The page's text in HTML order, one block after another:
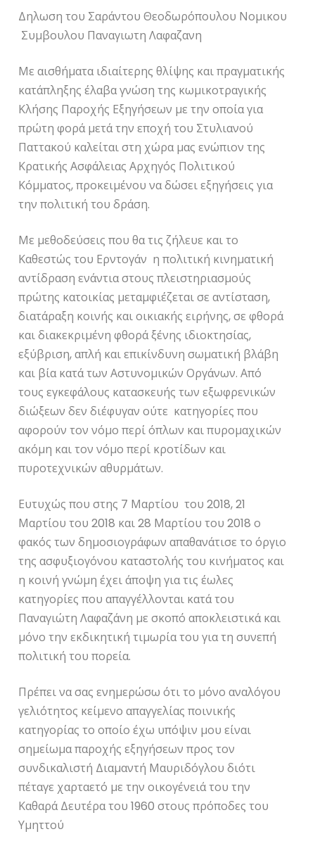
Δηλωση του Σαράντου Θεοδωρόπουλου Νομικου
Συμβουλου Παναγιωτη Λαφαζανη
Με αισθήματα ιδιαίτερης θλίψης και πραγματικής
κατάπληξης έλαβα γνώση της κωμικοτραγικής
Κλήσης Παροχής Εξηγήσεων με την οποία για
πρώτη φορά μετά την εποχή του Στυλιανού
Παττακού καλείται στη χώρα μας ενώπιον της
Κρατικής Ασφάλειας Αρχηγός Πολιτικού
Κόμματος, προκειμένου να δώσει εξηγήσεις για
την πολιτική του δράση.
Με μεθοδεύσεις που θα τις ζήλευε και το
Καθεστώς του Ερντογάν η πολιτική κινηματική
αντίδραση ενάντια στους πλειστηριασμούς
πρώτης κατοικίας μεταμφιέζεται σε αντίσταση,
διατάραξη κοινής και οικιακής ειρήνης, σε φθορά
και διακεκριμένη φθορά ξένης ιδιοκτησίας,
εξύβριση, απλή και επικίνδυνη σωματική βλάβη
και βία κατά των Αστυνομικών Οργάνων. Από
τους εγκεφάλους κατασκευής των εξωφρενικών
διώξεων δεν διέφυγαν ούτε κατηγορίες που
αφορούν τον νόμο περί όπλων και πυρομαχικών
ακόμη και τον νόμο περί κροτίδων και
πυροτεχνικών αθυρμάτων.
Ευτυχώς που στης 7 Μαρτίου του 2018, 21
Μαρτίου του 2018 και 28 Μαρτίου του 2018 ο
φακός των δημοσιογράφων απαθανάτισε το όργιο
της ασφυξιογόνου καταστολής του κινήματος και
η κοινή γνώμη έχει άποψη για τις έωλες
κατηγορίες που απαγγέλλονται κατά του
Παναγιώτη Λαφαζάνη με σκοπό αποκλειστικά και
μόνο την εκδικητική τιμωρία του για τη συνεπή
πολιτική του πορεία.
Πρέπει να σας ενημερώσω ότι το μόνο αναλόγου
γελιότητος κείμενο απαγγελίας ποινικής
κατηγορίας το οποίο έχω υπόψιν μου είναι
σημείωμα παροχής εξηγήσεων προς τον
συνδικαλιστή Διαμαντή Μαυριδόγλου διότι
πέταγε χαρταετό με την οικογένειά του την
Καθαρά Δευτέρα του 1960 στους πρόποδες του
Υμηττού